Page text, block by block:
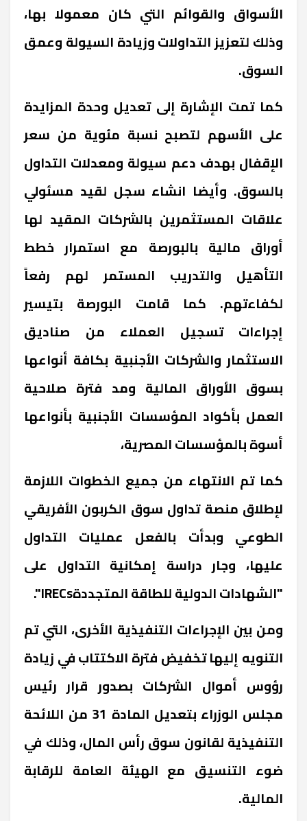
الأسواق والقوائم التي كان معمولا بها،
وذلك لتعزيز التداولات وزيادة السيولة وعمق
السوق.
كما تمت الإشارة إلى تعديل وحدة المزايدة
على الأسهم لتصبح نسبة مئوية من سعر
الإقفال بهدف دعم سيولة ومعدلات التداول
بالسوق. وأيضا انشاء سجل لقيد مسئولي
علاقات المستثمرين بالشركات المقيد لها
أوراق مالية بالبورصة مع استمرار خطط
التأهيل والتدريب المستمر لهم رفعاً
لكفاءتهم. كما قامت البورصة بتيسير
إجراءات تسجيل العملاء من صناديق
الاستثمار والشركات الأجنبية بكافة أنواعها
بسوق الأوراق المالية ومد فترة صلاحية
العمل بأكواد المؤسسات الأجنبية بأنواعها
أسوة بالمؤسسات المصرية،
كما تم الانتهاء من جميع الخطوات اللازمة
لإطلاق منصة تداول سوق الكربون الأفريقي
الطوعي وبدأت بالفعل عمليات التداول
عليها، وجار دراسة إمكانية التداول على
"الشهادات الدولية للطاقة المتجددةIRECs".
ومن بين الإجراءات التنفيذية الأخرى، التي تم
التنويه إليها تخفيض فترة الاكتتاب في زيادة
رؤوس أموال الشركات بصدور قرار رئيس
مجلس الوزراء بتعديل المادة 31 من اللائحة
التنفيذية لقانون سوق رأس المال، وذلك في
ضوء التنسيق مع الهيئة العامة للرقابة
المالية.